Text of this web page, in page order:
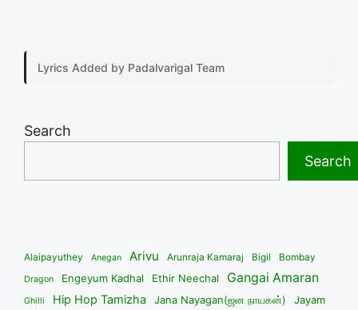
Lyrics Added by Padalvarigal Team
Search
Search
Alaipayuthey Anegan Arivu Arunraja Kamaraj Bigil Bombay
Dragon Engeyum Kadhal Ethir Neechal Gangai Amaran
Ghilli Hip Hop Tamizha Jana Nayagan(ஜன நாயகன்) Jayam